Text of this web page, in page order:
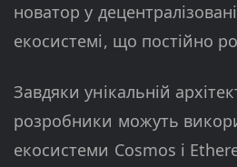
новатор у
екосистемі, що постійно
Завдяки унікальній
розробники можуть
екосистеми Cosmos і